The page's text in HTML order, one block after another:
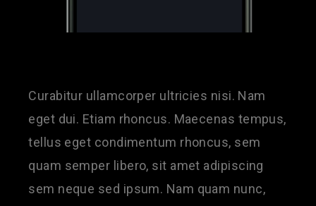
Curabitur ullamcorper ultricies nisi. Nam
eget dui. Etiam rhoncus. Maecenas tempus,
tellus eget condimentum rhoncus, sem
quam semper libero, sit amet adipiscing
sem neque sed ipsum. Nam quam nunc,